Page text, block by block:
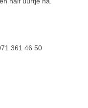
361 46 50